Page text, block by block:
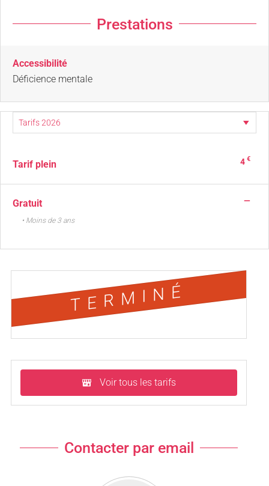
Prestations
Accessibilité
Déficience mentale
Tarif plein 4 €
Gratuit —
• Moins de 3 ans
TERMINÉ
Voir tous les tarifs
Contacter par email